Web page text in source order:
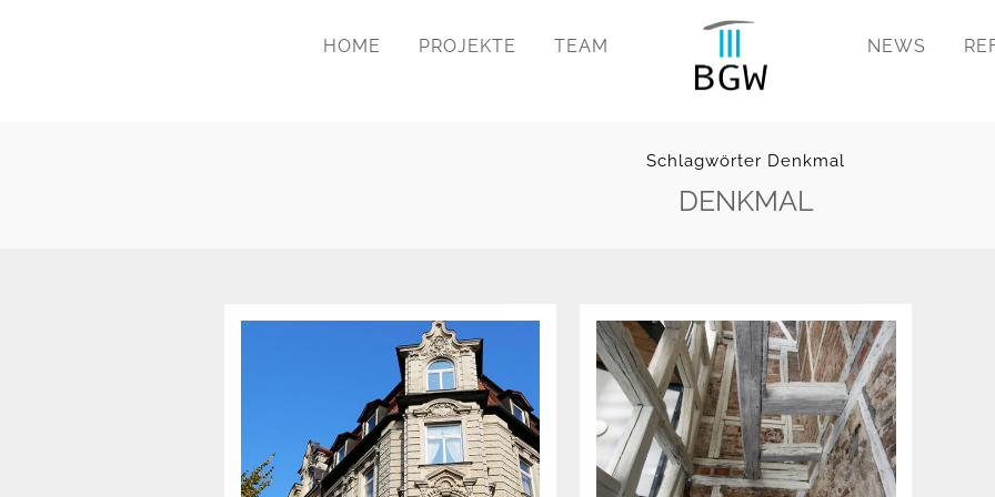
HOME PROJEKTE TEAM NEWS
Schlagwörter Denkmal
DENKMAL